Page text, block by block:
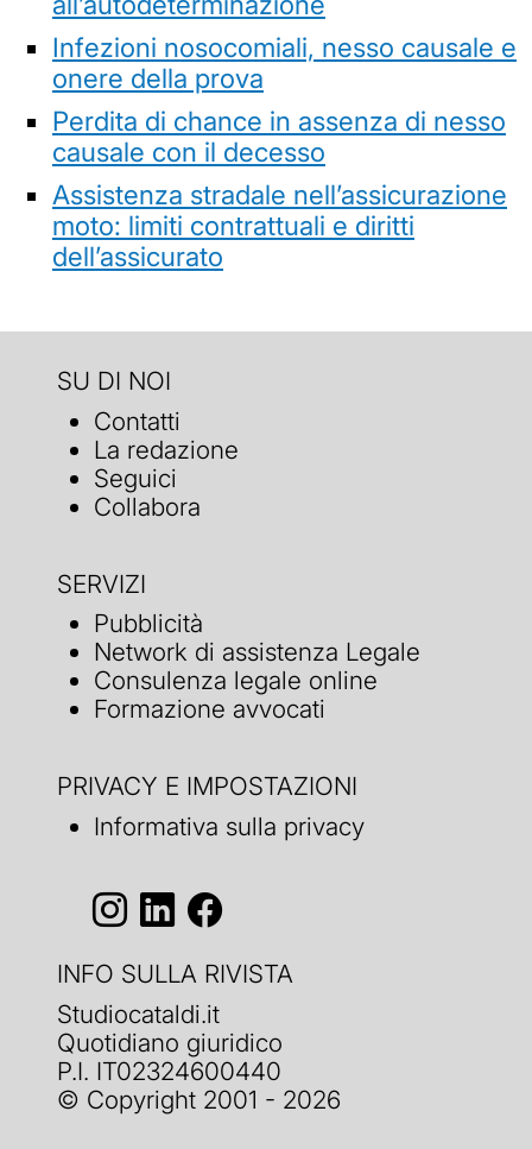
Infezioni nosocomiali, nesso causale e
onere della prova
Perdita di chance in assenza di nesso
causale con il decesso
Assistenza stradale nell’assicurazione
moto: limiti contrattuali e diritti
dell’assicurato
SU DI NOI
Contatti
La redazione
Seguici
Collabora
SERVIZI
Pubblicità
Network di assistenza Legale
Consulenza legale online
Formazione avvocati
PRIVACY E IMPOSTAZIONI
Informativa sulla privacy
INFO SULLA RIVISTA
Studiocataldi.it
Quotidiano giuridico
P.I. IT02324600440
© Copyright 2001 - 2026